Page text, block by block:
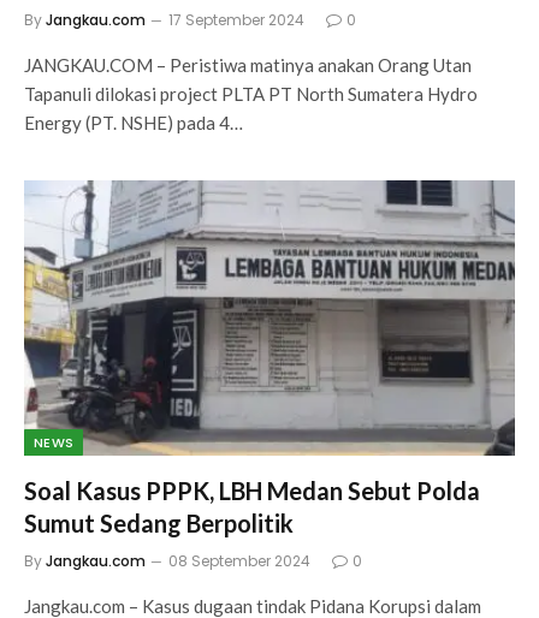
ByJangkau.com 17 September 2024 0
JANGKAU.COM – Peristiwa matinya anakan Orang Utan
Tapanuli dilokasi project PLTA PT North Sumatera Hydro
Energy (PT. NSHE) pada 4…
NEWS
Soal Kasus PPPK, LBH Medan Sebut Polda
Sumut Sedang Berpolitik
ByJangkau.com 08 September 2024 0
Jangkau.com – Kasus dugaan tindak Pidana Korupsi dalam